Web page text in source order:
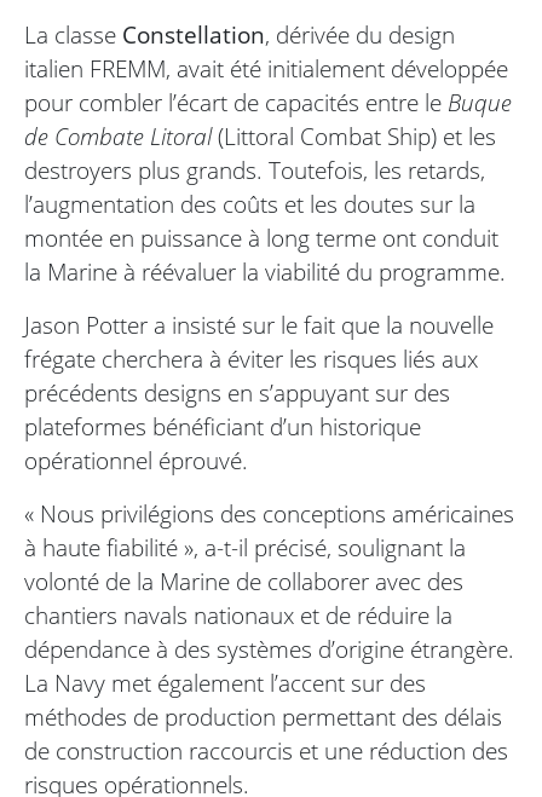
La classe Constellation, dérivée du design
italien FREMM, avait été initialement développée
pour combler l’écart de capacités entre le Buque
de Combate Litoral(Littoral Combat Ship) et les
destroyers plus grands. Toutefois, les retards,
l’augmentation des coûts et les doutes sur la
montée en puissance à long terme ont conduit
la Marine à réévaluer la viabilité du programme.
Jason Potter a insisté sur le fait que la nouvelle
frégate cherchera à éviter les risques liés aux
précédents designs en s’appuyant sur des
plateformes bénéficiant d’un historique
opérationnel éprouvé.
« Nous privilégions des conceptions américaines
à haute fiabilité », a-t-il précisé, soulignant la
volonté de la Marine de collaborer avec des
chantiers navals nationaux et de réduire la
dépendance à des systèmes d’origine étrangère.
La Navy met également l’accent sur des
méthodes de production permettant des délais
de construction raccourcis et une réduction des
risques opérationnels.